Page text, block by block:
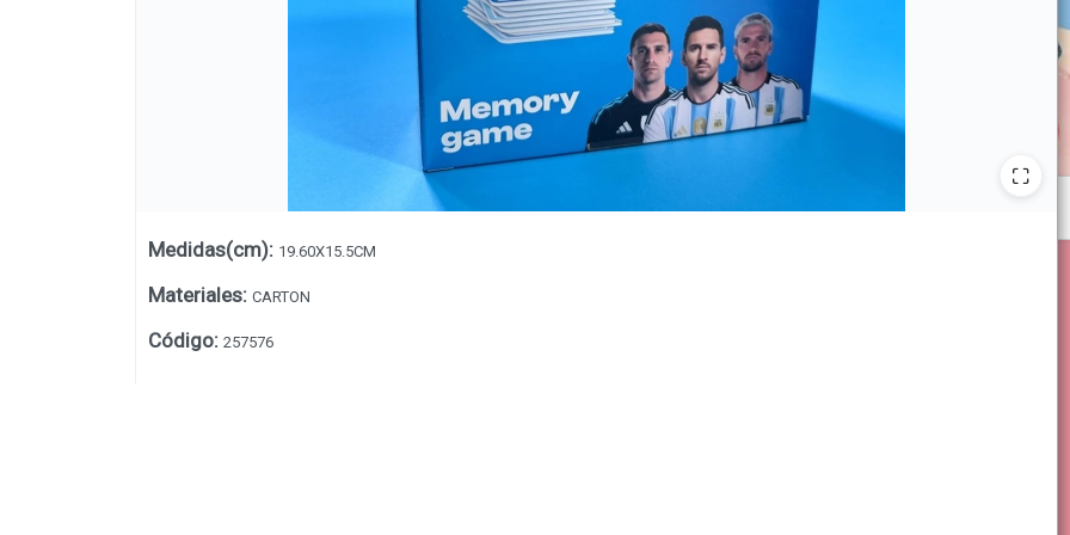
Medidas(cm): 19.60X15.5CM
Materiales: CARTON
Código: 257576